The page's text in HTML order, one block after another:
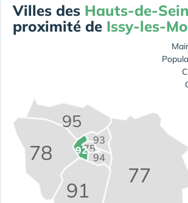
Villes des Hauts-de-
proximité de Issy-les-
75
77
78
91
92
93
94
95